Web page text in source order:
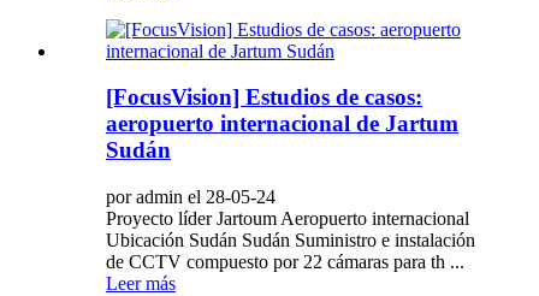
[FocusVision] Estudios de casos:
aeropuerto internacional de Jartum
Sudán
por admin el 28-05-24
Proyecto líder Jartoum Aeropuerto internacional
Ubicación Sudán Sudán Suministro e instalación
de CCTV compuesto por 22 cámaras para th ...
Leer más